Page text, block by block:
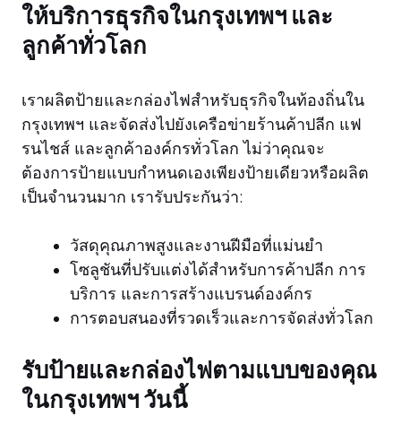
ให้บริการธุรกิจในกรุงเทพฯ และ
ลูกค้าทั่วโลก
เราผลิตป้ายและกล่องไฟสำหรับธุรกิจในท้องถิ่นใน
กรุงเทพฯ และจัดส่งไปยังเครือข่ายร้านค้าปลีก แฟ
รนไชส์ ​​และลูกค้าองค์กรทั่วโลก ไม่ว่าคุณจะ
ต้องการป้ายแบบกำหนดเองเพียงป้ายเดียวหรือผลิต
เป็นจำนวนมาก เรารับประกันว่า:
วัสดุคุณภาพสูงและงานฝีมือที่แม่นยำ
โซลูชันที่ปรับแต่งได้สำหรับการค้าปลีก การ
บริการ และการสร้างแบรนด์องค์กร
การตอบสนองที่รวดเร็วและการจัดส่งทั่วโลก
รับป้ายและกล่องไฟตามแบบของคุณ
ในกรุงเทพฯ วันนี้